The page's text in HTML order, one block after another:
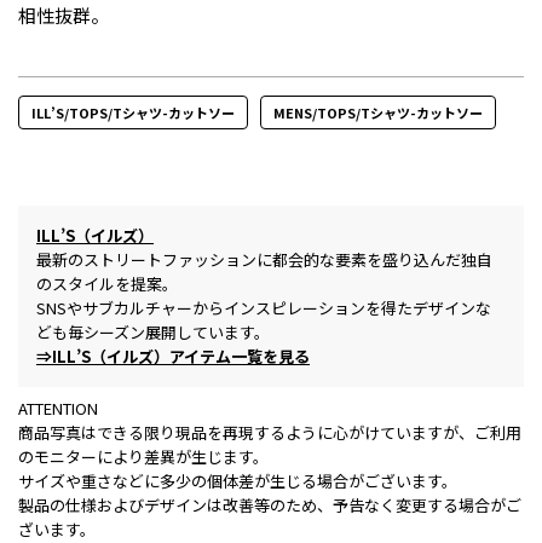
相性抜群。
ILL’S/TOPS/Tシャツ-カットソー MENS/TOPS/Tシャツ-カットソー
ILL’S（イルズ）
最新のストリートファッションに都会的な要素を盛り込んだ独自
のスタイルを提案。
SNSやサブカルチャーからインスピレーションを得たデザインな
ども毎シーズン展開しています。
⇒ILL’S（イルズ）アイテム一覧を見る
ATTENTION
商品写真はできる限り現品を再現するように心がけていますが、ご利用
のモニターにより差異が生じます。
サイズや重さなどに多少の個体差が生じる場合がございます。
製品の仕様およびデザインは改善等のため、予告なく変更する場合がご
ざいます。